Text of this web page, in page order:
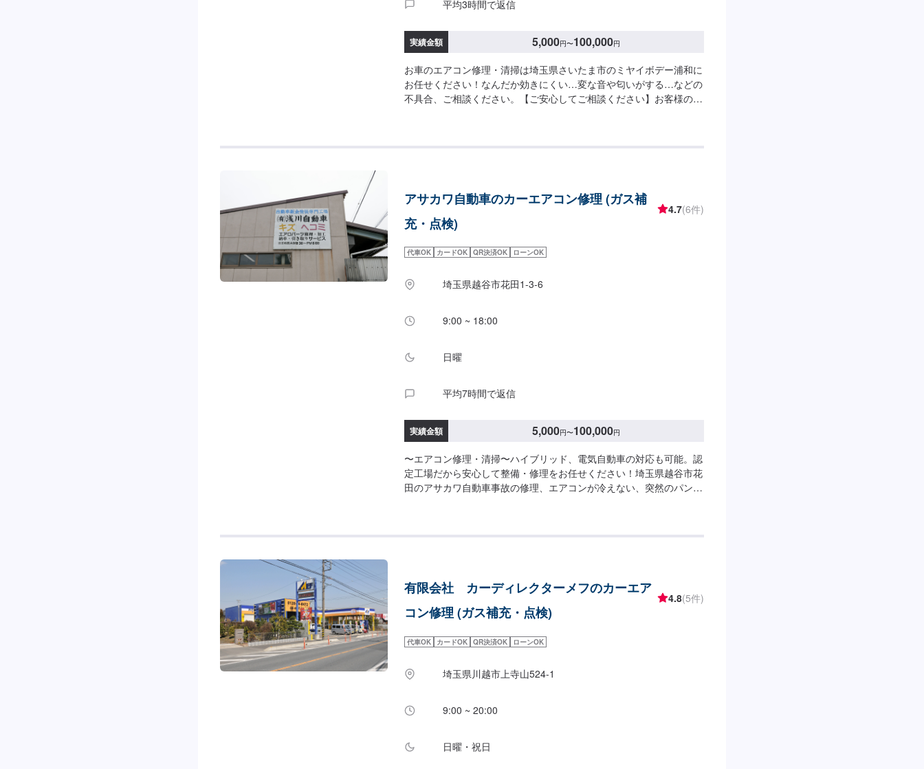
平均3時間で返信
実績金額 5,000円〜100,000円
お車のエアコン修理・清掃は埼玉県さいたま市のミヤイボデー浦和に
お任せください！なんだか効きにくい…変な音や匂いがする…などの
不具合、ご相談ください。【ご安心してご相談ください】お客様の目
【2】車の確認・お見積もりの作成【3】車のお預かり【4】修理開始
【5】修理終了・お支払い【6】アフターサポート【代車について】作
業中にお車が必要なお客様には、代車をお出しすることもできますの
ほぼすべてにETC、ナビが付いております。※代車の燃料代はお客様
日曜日はお問い合わせください。営業時間：9:00~18:00
アサカワ自動車のカーエアコン修理 (ガス補
充・点検)
4.7(6件)
代車OK カードOK QR決済OK ローンOK
埼玉県越谷市花田1-3-6
9:00 ~ 18:00
日曜
平均7時間で返信
実績金額 5,000円〜100,000円
〜エアコン修理・清掃〜ハイブリッド、電気自動車の対応も可能。認
定工場だから安心して整備・修理をお任せください！埼玉県越谷市花
田のアサカワ自動車事故の修理、エアコンが冷えない、突然のパン
束します。●ハイブリッド車・電気自動車の修理に対応アサカワ自動
車は、ハイブリット車・電気自動車の取扱工場です。（労働安全衛生
法第59条で規定の『低圧電気取扱特別教育実施工場』）●最新の設備
プロのスタッフが、あなたのお車を隅々までチェック、メンテナンス
ご希望の方はオファーをお送りいただく際に、パーツの詳細とお車の
かねることもございますので、あらかじめご了承ください。\代車に
ついて/作業中は代車をお出しすることも可能ですので、ご希望の方
す。\営業時間・定休日/営業時間：8:45～18:00定休日：日曜日
有限会社 カーディレクターメフのカーエア
コン修理 (ガス補充・点検)
4.8(5件)
代車OK カードOK QR決済OK ローンOK
埼玉県川越市上寺山524-1
9:00 ~ 20:00
日曜・祝日